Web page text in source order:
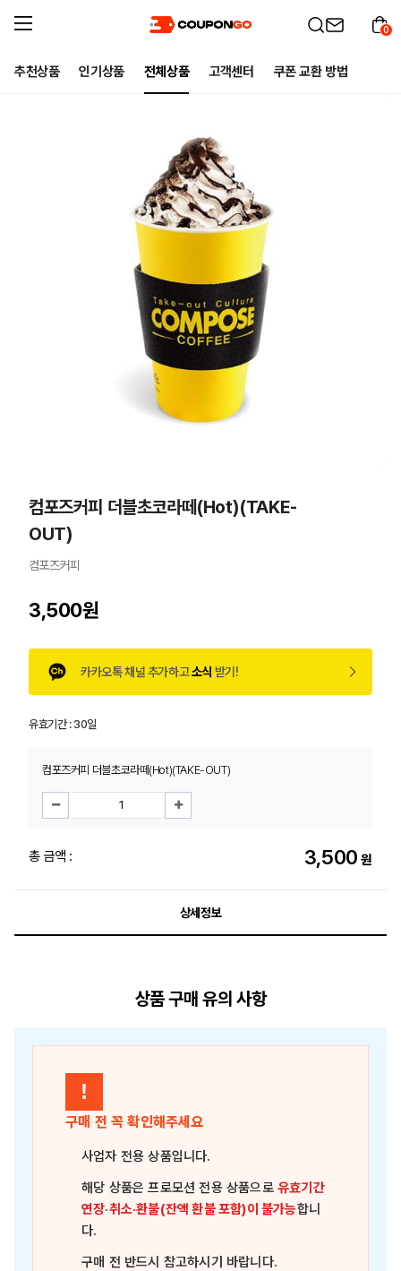
추천상품 인기상품 전체상품 고객센터 쿠폰 교환 방법
0
컴포즈커피 더블초코라떼(Hot)(TAKE-
OUT)
컴포즈커피
3,500원
카카오톡 채널 추가하고소식 받기!
유효기간 :30일
컴포즈커피 더블초코라떼(Hot)(TAKE-OUT)
총 금액 : 3,500 원
상세정보
상품 구매 유의 사항
!
구매 전 꼭 확인해주세요
사업자 전용 상품입니다.
해당 상품은프로모션 전용 상품으로유효기간
연장·취소·환불(잔액 환불 포함)이 불가능합니
다.
구매 전 반드시 참고하시기 바랍니다.